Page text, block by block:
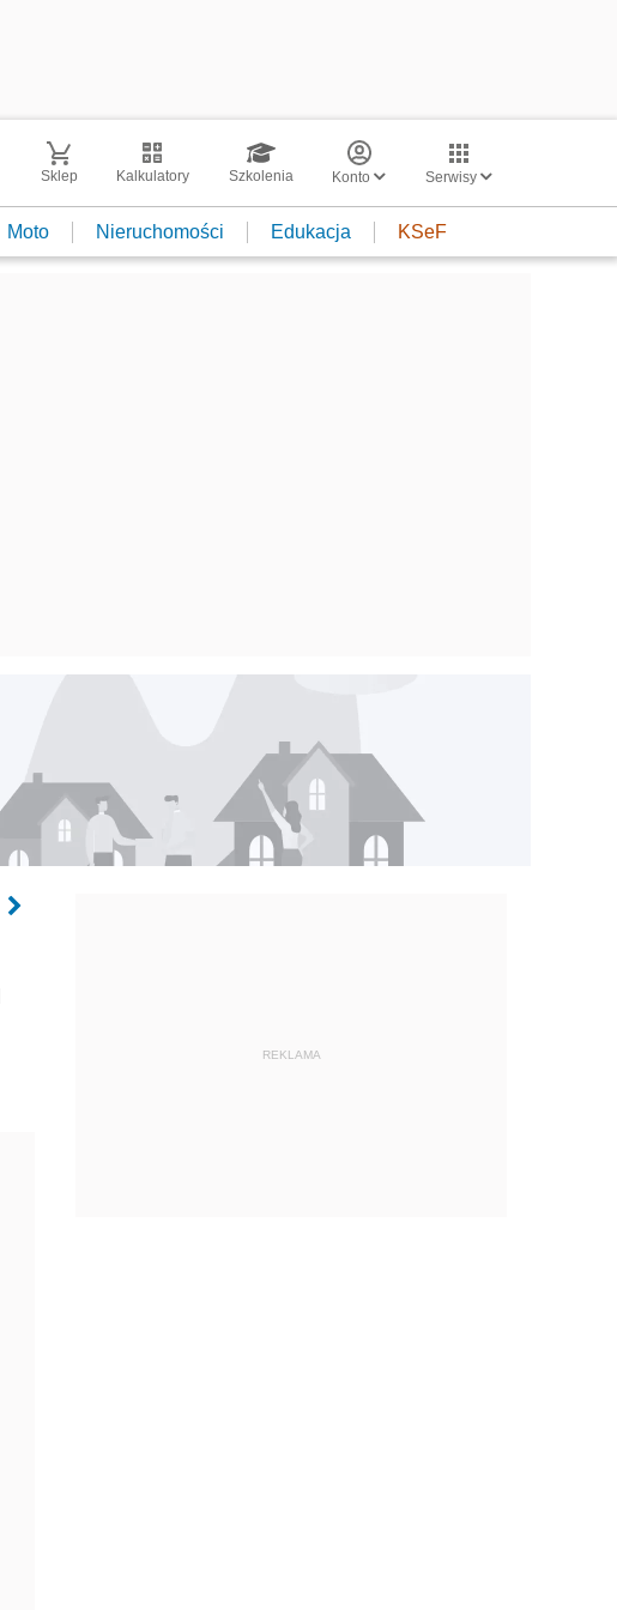
Sklep Kalkulatory Szkolenia Konto Serwisy
Moto Nieruchomości Edukacja KSeF
REKLAMA